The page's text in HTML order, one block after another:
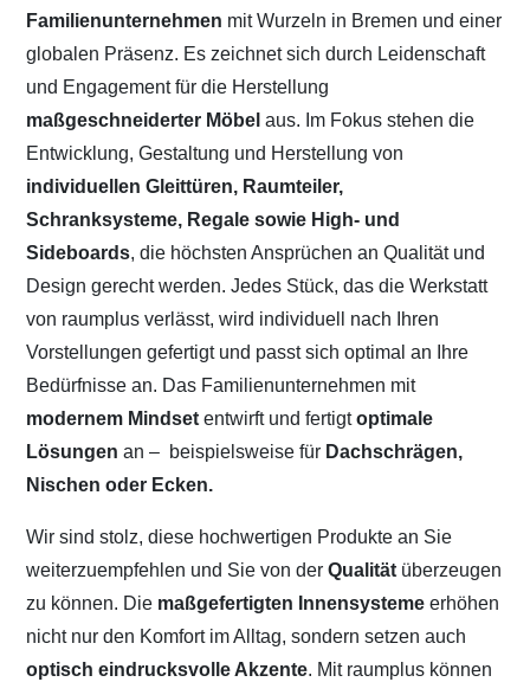
Familienunternehmen mit Wurzeln in Bremen und einer
globalen Präsenz. Es zeichnet sich durch Leidenschaft
und Engagement für die Herstellung
maßgeschneiderter Möbelaus. Im Fokus stehen die
Entwicklung, Gestaltung und Herstellung von
individuellen Gleittüren, Raumteiler,
Schranksysteme, Regale sowie High- und
Sideboards, die höchsten Ansprüchen an Qualität und
Design gerecht werden. Jedes Stück, das die Werkstatt
von raumplus verlässt, wird individuell nach Ihren
Vorstellungen gefertigt und passt sich optimal an Ihre
Bedürfnisse an. Das Familienunternehmen mit
modernem Mindset entwirft und fertigtoptimale
Lösungen an – beispielsweise für Dachschrägen,
Nischen oder Ecken.
Wir sind stolz, diese hochwertigen Produkte an Sie
weiterzuempfehlen und Sie von derQualität überzeugen
zu können. Die maßgefertigten Innensystemeerhöhen
nicht nur den Komfort im Alltag, sondern setzen auch
optisch eindrucksvolle Akzente. Mit raumplus können